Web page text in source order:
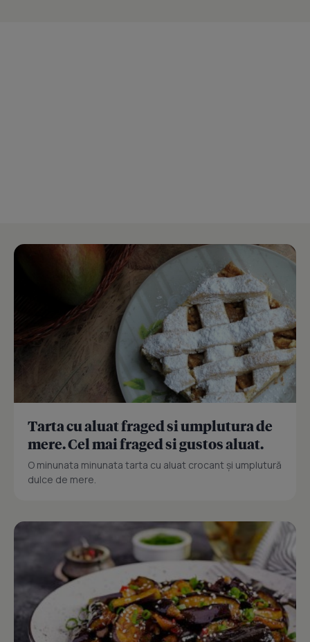
Tarta cu aluat fraged si umplutura de
mere. Cel mai fraged si gustos aluat.
O minunata minunata tarta cu aluat crocant și umplutură
dulce de mere.